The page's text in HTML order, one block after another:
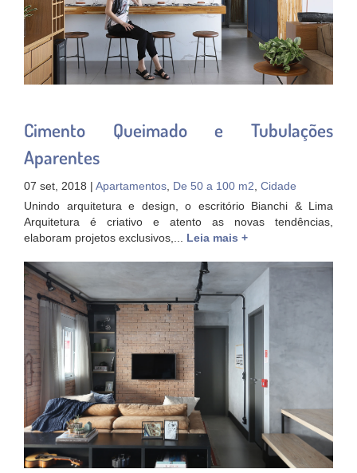
Cimento Queimado e Tubulações
Aparentes
07 set, 2018 | Apartamentos De 50 a 100 m2 Cidade
Unindo arquitetura e design, o escritório Bianchi & Lima
Arquitetura é criativo e atento as novas tendências,
elaboram projetos exclusivos,...
Leia mais +